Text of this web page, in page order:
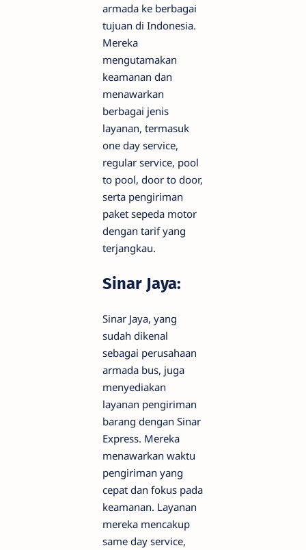
armada ke berbagai
tujuan di Indonesia.
Mereka
mengutamakan
keamanan dan
menawarkan
berbagai jenis
layanan, termasuk
one day service,
regular service, pool
to pool, door to door,
serta pengiriman
paket sepeda motor
dengan tarif yang
terjangkau.
Sinar Jaya:
Sinar Jaya, yang
sudah dikenal
sebagai perusahaan
armada bus, juga
menyediakan
layanan pengiriman
barang dengan Sinar
Express. Mereka
menawarkan waktu
pengiriman yang
cepat dan fokus pada
keamanan. Layanan
mereka mencakup
same day service,